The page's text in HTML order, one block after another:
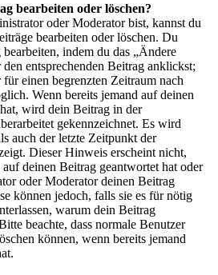
bearbeiten oder löschen?
oder Moderator bist, kannst du
bearbeiten oder löschen. Du
indem du das „Ändere
entsprechenden Beitrag anklickst;
einen begrenzten Zeitraum nach
Wenn bereits jemand auf deinen
wird dein Beitrag in der
gekennzeichnet. Es wird
auch der letzte Zeitpunkt der
Dieser Hinweis erscheint nicht,
deinen Beitrag geantwortet hat oder
oder Moderator deinen Beitrag
können jedoch, falls sie es für nötig
warum dein Beitrag
beachte, dass normale Benutzer
können, wenn bereits jemand